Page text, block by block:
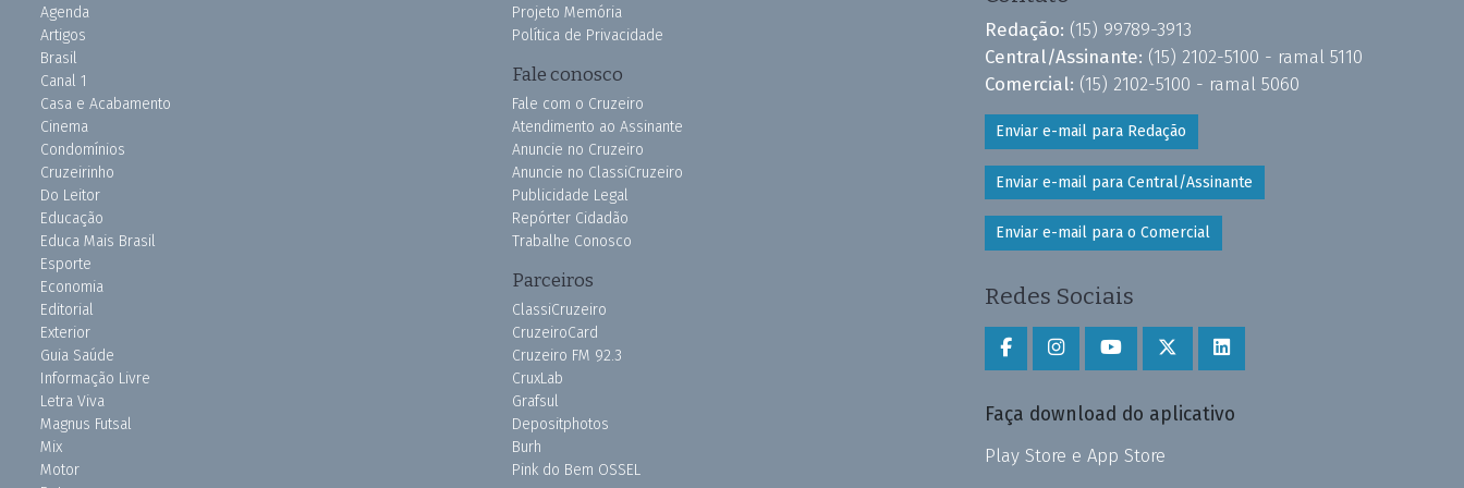
Agenda
Artigos
Brasil
Canal 1
Casa e Acabamento
Cinema
Condomínios
Cruzeirinho
Do Leitor
Educação
Educa Mais Brasil
Esporte
Economia
Editorial
Exterior
Guia Saúde
Informação Livre
Letra Viva
Magnus Futsal
Mix
Motor
Projeto Memória
Política de Privacidade
Fale conosco
Fale com o Cruzeiro
Atendimento ao Assinante
Anuncie no Cruzeiro
Anuncie no ClassiCruzeiro
Publicidade Legal
Repórter Cidadão
Trabalhe Conosco
Parceiros
ClassiCruzeiro
CruzeiroCard
Cruzeiro FM 92.3
CruxLab
Grafsul
Depositphotos
Burh
Pink do Bem OSSEL
Redação: (15) 99789-3913
Central/Assinante: (15) 2102-5100 - ramal 5110
Comercial: (15) 2102-5100 - ramal 5060
Enviar e-mail para Redação
Enviar e-mail para Central/Assinante
Enviar e-mail para o Comercial
Redes Sociais
Faça download do aplicativo
Play Store e App Store